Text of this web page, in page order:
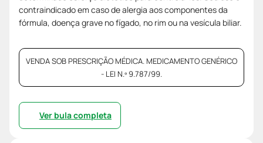
contraindicado em caso de alergia aos componentes da
fórmula, doença grave no fígado, no rim ou na vesícula biliar.
VENDA SOB PRESCRIÇÃO MÉDICA. MEDICAMENTO GENÉRICO
- LEI N.º 9.787/99.
Ver bula completa